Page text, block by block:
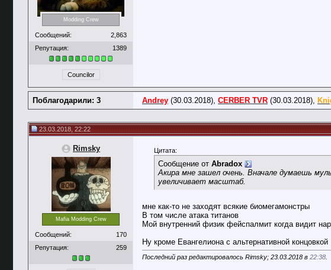
Modding Crew
Сообщений:
2,863
Репутация:
1389
Councilor
Поблагодарили: 3 Andrey (30.03.2018), CERBER TVR (30.03.2018),
23.03.2018, 22:22
Rimsky
Mafia Modding Crew
Сообщений:
170
Репутация:
259
Цитата:
Сообщение от Abradox
Акира мне зашел очень. Вначале думаешь
увеличивает масштаб.
мне как-то не заходят всякие биомегамонстры
В том числе атака титанов
Мой внутренний физик фейспалмит когда видит
Ну кроме Евангелиона с альтернативной концовкой
Последний раз редактировалось Rimsky; 23.03.2018 в 22:38